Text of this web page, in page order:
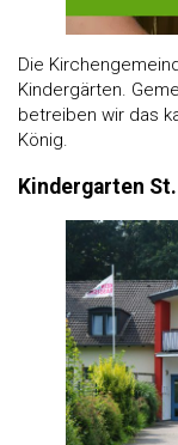
Die
Kindergärten.
betreiben wir das
König.
Kindergarten